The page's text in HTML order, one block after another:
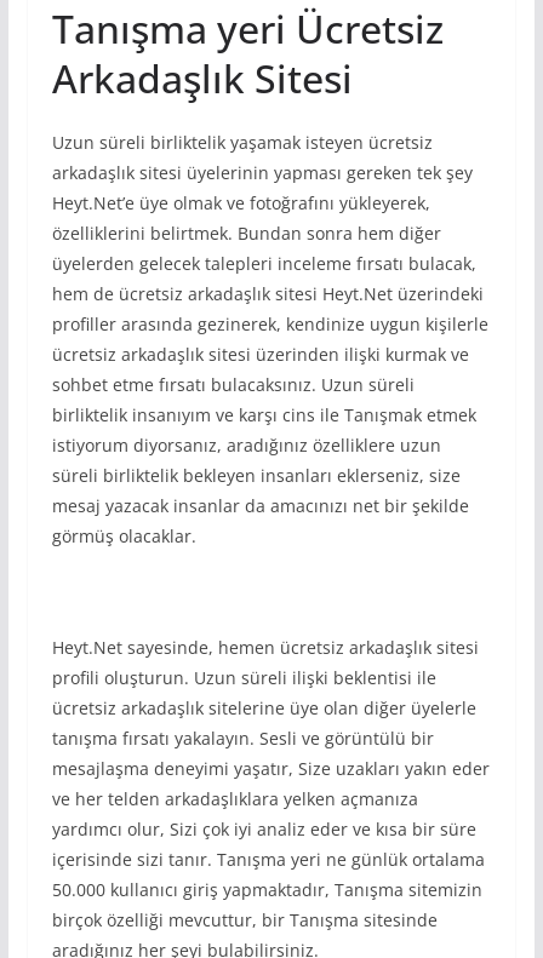
Tanışma yeri Ücretsiz
Arkadaşlık Sitesi
Uzun süreli birliktelik yaşamak isteyen ücretsiz
arkadaşlık sitesi üyelerinin yapması gereken tek şey
Heyt.Net’e üye olmak ve fotoğrafını yükleyerek,
özelliklerini belirtmek. Bundan sonra hem diğer
üyelerden gelecek talepleri inceleme fırsatı bulacak,
hem de ücretsiz arkadaşlık sitesi Heyt.Net üzerindeki
profiller arasında gezinerek, kendinize uygun kişilerle
ücretsiz arkadaşlık sitesi üzerinden ilişki kurmak ve
sohbet etme fırsatı bulacaksınız. Uzun süreli
birliktelik insanıyım ve karşı cins ile Tanışmak etmek
istiyorum diyorsanız, aradığınız özelliklere uzun
süreli birliktelik bekleyen insanları eklerseniz, size
mesaj yazacak insanlar da amacınızı net bir şekilde
görmüş olacaklar.
Heyt.Net sayesinde, hemen ücretsiz arkadaşlık sitesi
profili oluşturun. Uzun süreli ilişki beklentisi ile
ücretsiz arkadaşlık sitelerine üye olan diğer üyelerle
tanışma fırsatı yakalayın. Sesli ve görüntülü bir
mesajlaşma deneyimi yaşatır, Size uzakları yakın eder
ve her telden arkadaşlıklara yelken açmanıza
yardımcı olur, Sizi çok iyi analiz eder ve kısa bir süre
içerisinde sizi tanır. Tanışma yeri ne günlük ortalama
50.000 kullanıcı giriş yapmaktadır, Tanışma sitemizin
birçok özelliği mevcuttur, bir Tanışma sitesinde
aradığınız her şeyi bulabilirsiniz.